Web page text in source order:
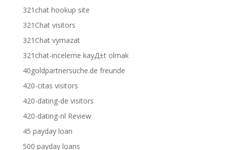
321chat hookup site
321Chat visitors
321Chat vymazat
321chat-inceleme kayД±t olmak
40goldpartnersuche.de freunde
420-citas visitors
420-dating-de visitors
420-dating-nl Review
45 payday loan
500 payday loans